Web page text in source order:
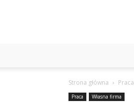
Strona główna Praca
Praca Własna firma